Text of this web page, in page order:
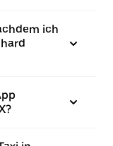
ich